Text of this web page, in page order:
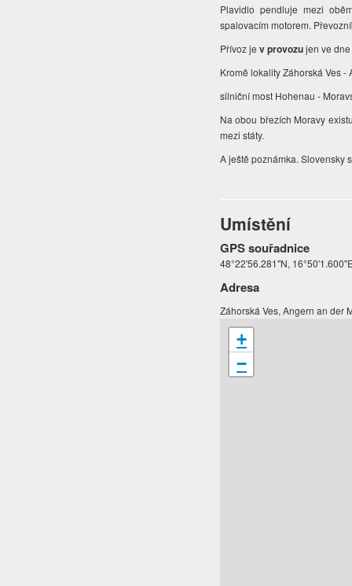
Plavidlo pendluje mezi
spalovacím motorem.
Přívoz jev provozujen ve
Kromě lokality Záhorská Ves
silniční most Hohenau -
Na obou březích Moravy
mezi státy.
A ještě poznámka. Slovensky
Umístění
GPS souřadnice
48°22'56.281"N,
Adresa
Záhorská Ves, Angern an der
+
−